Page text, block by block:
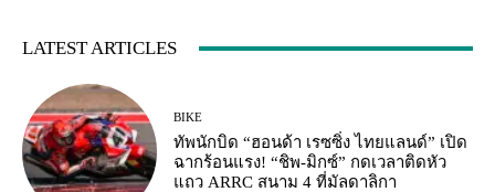
LATEST ARTICLES
BIKE
ทัพนักบิด “ฮอนด้า เรซซิ่ง ไทยแลนด์” เปิด
ฉากร้อนแรง! “ชิพ-มิกซ์” กดเวลาติดหัว
แถว ARRC สนาม 4 ที่มัลดาลิกา